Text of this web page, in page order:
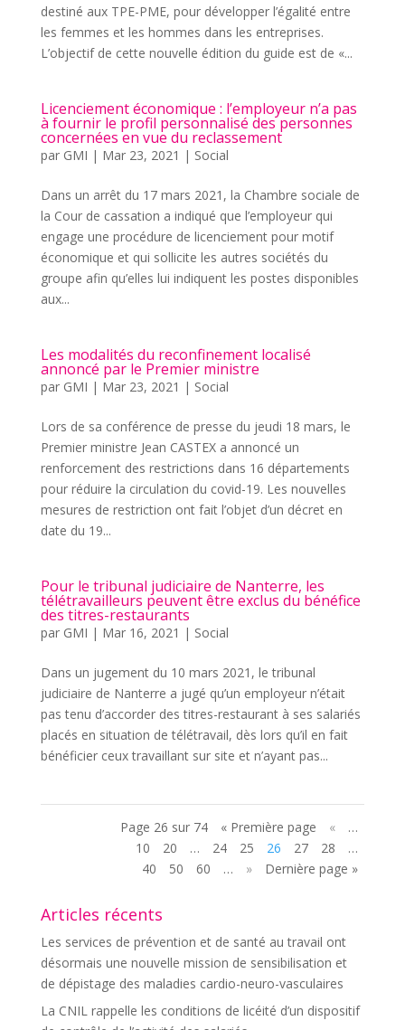
destiné aux TPE-PME, pour développer l’égalité entre
les femmes et les hommes dans les entreprises.
L’objectif de cette nouvelle édition du guide est de «...
Licenciement économique : l’employeur n’a pas
à fournir le profil personnalisé des personnes
concernées en vue du reclassement
par GMI | Mar 23, 2021 | Social
Dans un arrêt du 17 mars 2021, la Chambre sociale de
la Cour de cassation a indiqué que l’employeur qui
engage une procédure de licenciement pour motif
économique et qui sollicite les autres sociétés du
groupe afin qu’elles lui indiquent les postes disponibles
aux...
Les modalités du reconfinement localisé
annoncé par le Premier ministre
par GMI | Mar 23, 2021 | Social
Lors de sa conférence de presse du jeudi 18 mars, le
Premier ministre Jean CASTEX a annoncé un
renforcement des restrictions dans 16 départements
pour réduire la circulation du covid-19. Les nouvelles
mesures de restriction ont fait l’objet d’un décret en
date du 19...
Pour le tribunal judiciaire de Nanterre, les
télétravailleurs peuvent être exclus du bénéfice
des titres-restaurants
par GMI | Mar 16, 2021 | Social
Dans un jugement du 10 mars 2021, le tribunal
judiciaire de Nanterre a jugé qu’un employeur n’était
pas tenu d’accorder des titres-restaurant à ses salariés
placés en situation de télétravail, dès lors qu’il en fait
bénéficier ceux travaillant sur site et n’ayant pas...
Page 26 sur 74 « Première page «
…
10
20 … 24 25 26 27 28
…
40
50 60 … » Dernière page »
Articles récents
Les services de prévention et de santé au travail ont
désormais une nouvelle mission de sensibilisation et
de dépistage des maladies cardio-neuro-vasculaires
La CNIL rappelle les conditions de licéité d’un dispositif